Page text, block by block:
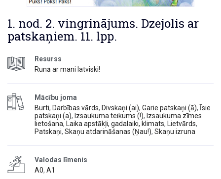
1. nod. 2. vingrinājums. Dzejolis ar
patskaņiem. 11. lpp.
Resurss
Runā ar mani latviski!
Mācību joma
Burti, Darbības vārds, Divskaņi (ai), Garie patskaņi (ā), Īsie
patskaņi (a), Izsaukuma teikums (!), Izsaukuma zīmes
lietošana, Laika apstākļi, gadalaiki, klimats, Lietvārds,
Patskaņi, Skaņu atdarināšanas (Ņau!), Skaņu izruna
Valodas līmenis
A0, A1